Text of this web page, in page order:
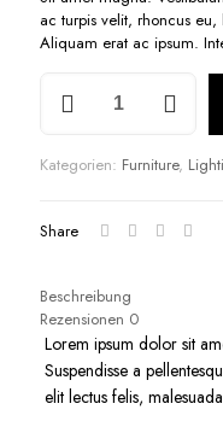
ac turpis velit, rhoncus
Aliquam erat ac ipsum.
Chair
Kategorien: Furniture,
Share
Beschreibung
Rezensionen 0
Lorem ipsum dolor sit
Suspendisse a
elit lectus felis,